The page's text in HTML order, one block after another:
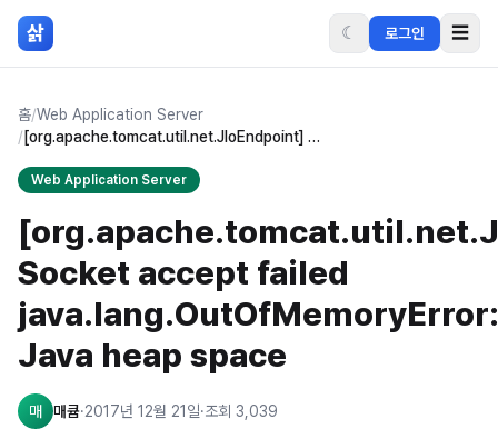
본문 바로가기
삵 ☾ 로그인 ☰
홈/Web Application Server
/
[org.apache.tomcat.util.net.JIoEndpoint] Socket accept failed java.lang.OutOfMemoryError: Java heap space
Web Application Server
Socket accept failed
java.lang.OutOfMemoryError:
Java heap space
매 매큠·2017년 12월 21일·조회 3,039